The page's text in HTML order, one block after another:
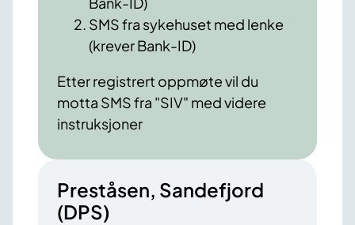
SMS fra sykehuset med lenke
(krever Bank-ID)
Etter registrert oppmøte vil du
motta SMS fra "SIV" med videre
instruksjoner
Preståsen, Sandefjord
(DPS)